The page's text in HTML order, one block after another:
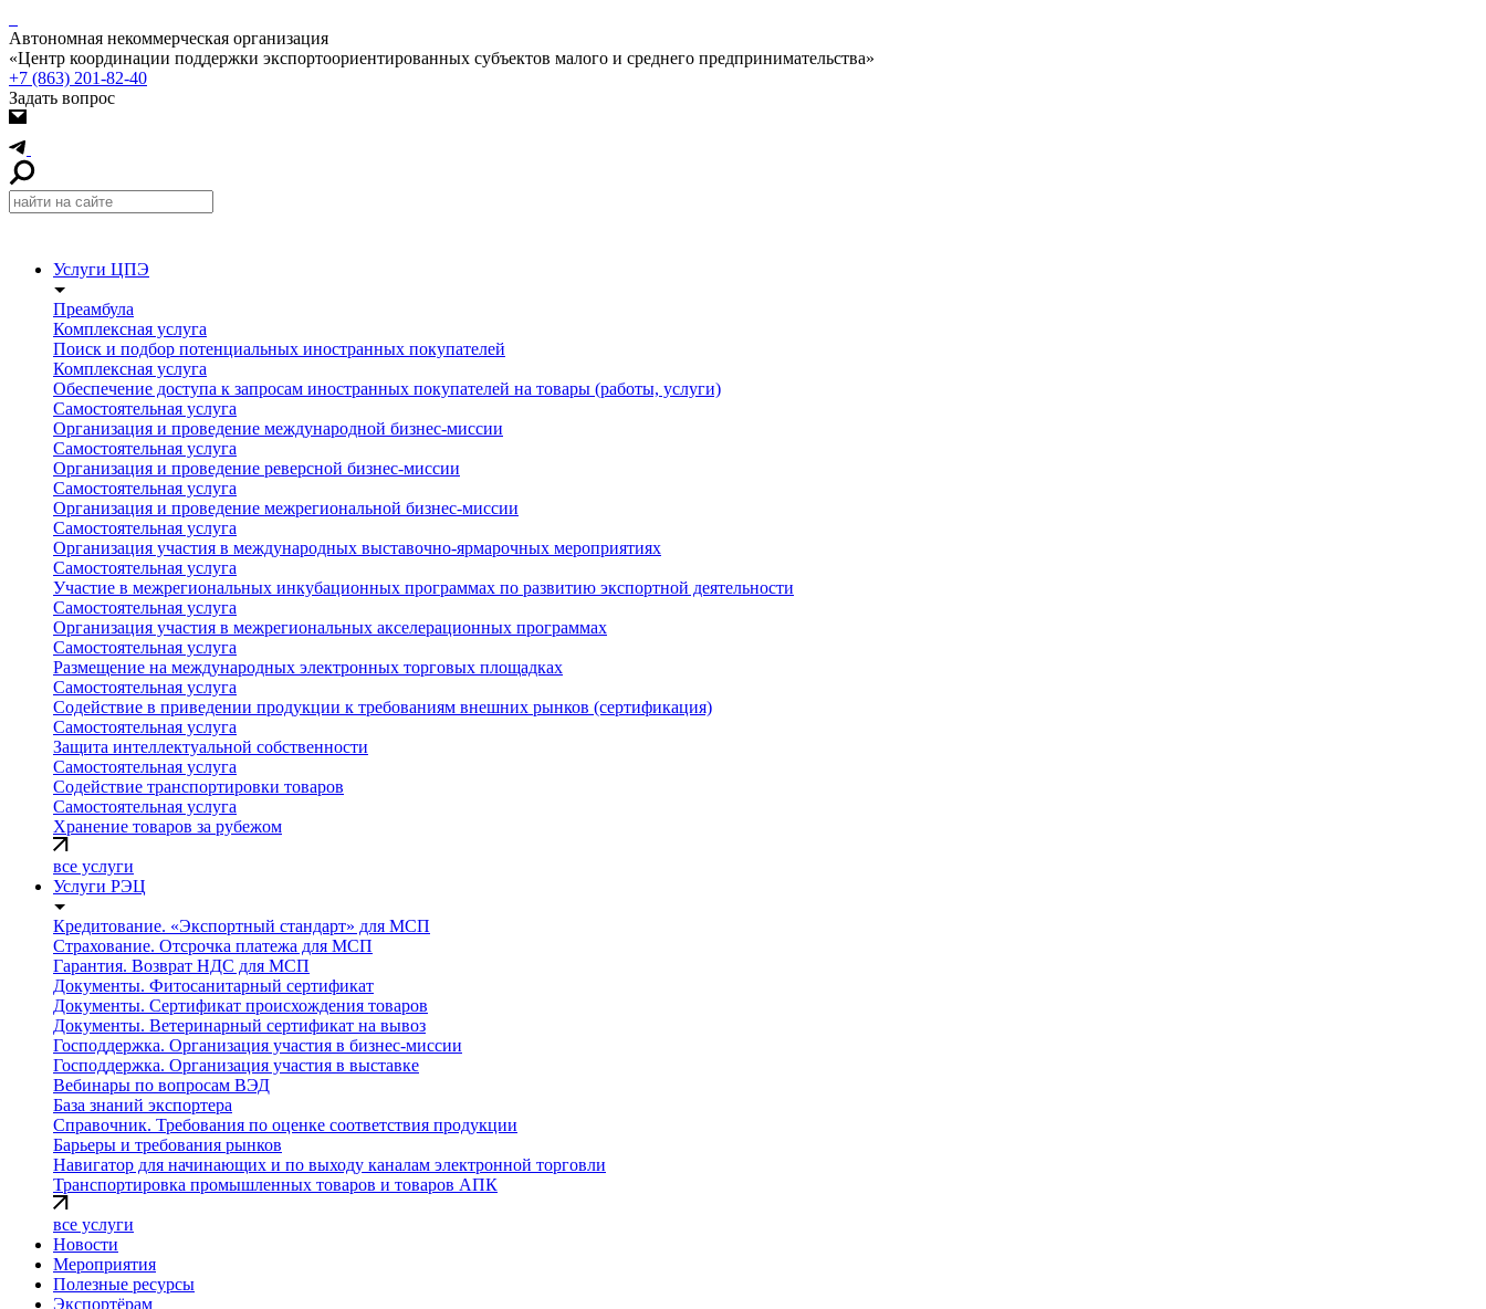
Автономная некоммерческая организация
«Центр координации поддержки экспортоориентированных субъектов малого и среднего предпринимательства»
+7 (863) 201-82-40
Задать вопрос
Услуги ЦПЭ
Преамбула
Комплексная услуга
Поиск и подбор потенциальных иностранных покупателей
Комплексная услуга
Обеспечение доступа к запросам иностранных покупателей на товары (работы, услуги)
Самостоятельная услуга
Организация и проведение международной бизнес-миссии
Самостоятельная услуга
Организация и проведение реверсной бизнес-миссии
Самостоятельная услуга
Организация и проведение межрегиональной бизнес-миссии
Самостоятельная услуга
Организация участия в международных выставочно-ярмарочных мероприятиях
Самостоятельная услуга
Участие в межрегиональных инкубационных программах по развитию экспортной деятельности
Самостоятельная услуга
Организация участия в межрегиональных акселерационных программах
Самостоятельная услуга
Размещение на международных электронных торговых площадках
Самостоятельная услуга
Содействие в приведении продукции к требованиям внешних рынков (сертификация)
Самостоятельная услуга
Защита интеллектуальной собственности
Самостоятельная услуга
Содействие транспортировки товаров
Самостоятельная услуга
Хранение товаров за рубежом
все услуги
Услуги РЭЦ
Кредитование. «Экспортный стандарт» для МСП
Страхование. Отсрочка платежа для МСП
Гарантия. Возврат НДС для МСП
Документы. Фитосанитарный сертификат
Документы. Сертификат происхождения товаров
Документы. Ветеринарный сертификат на вывоз
Господдержка. Организация участия в бизнес-миссии
Господдержка. Организация участия в выставке
Вебинары по вопросам ВЭД
База знаний экспортера
Справочник. Требования по оценке соответствия продукции
Барьеры и требования рынков
Навигатор для начинающих и по выходу каналам электронной торговли
Транспортировка промышленных товаров и товаров АПК
все услуги
Новости
Мероприятия
Полезные ресурсы
Экспортёрам